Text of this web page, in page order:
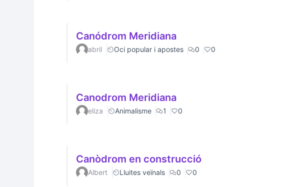
Canódrom Meridiana
abril Oci popular i apostes 0 0
Canodrom Meridiana
eliza Animalisme 1 0
Canòdrom en construcció
Albert Lluites veïnals 0 0